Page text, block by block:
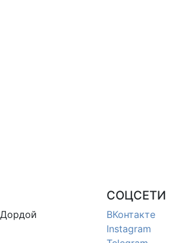
СОЦСЕТИ
ВКонтакте
Instagram